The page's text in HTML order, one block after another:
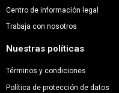
Centro de información legal
Trabaja con nosotros
Nuestras políticas
Términos y condiciones
Política de protección de datos